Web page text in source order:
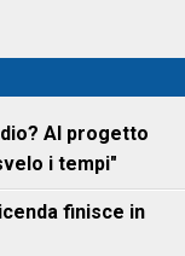
Al progetto
i tempi"
finisce in